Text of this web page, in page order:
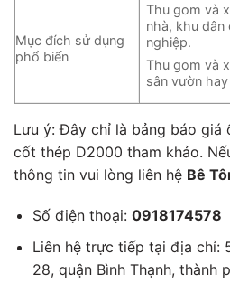
Mục đích sử dụng
phổ biến
Thu gom và
nhà, khu
nghiệp.
Thu gom và
sân vườn
Lưu ý: Đây chỉ là bảng báo giá
cốt thép D2000 tham khảo.
thông tin vui lòng liên hệ Bê
Số điện thoại: 0918174578
Liên hệ trực tiếp tại địa chỉ:
28, quận Bình Thạnh, thành